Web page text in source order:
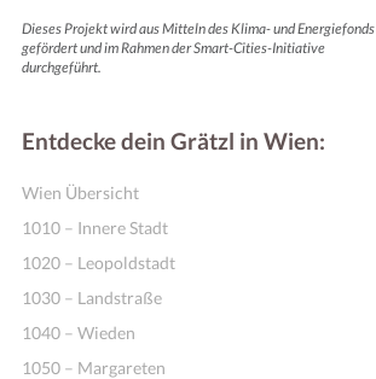
Dieses Projekt wird aus Mitteln des Klima- und Energiefonds
gefördert und im Rahmen der Smart-Cities-Initiative
durchgeführt.
Entdecke dein Grätzl in Wien:
Wien Übersicht
1010 – Innere Stadt
1020 – Leopoldstadt
1030 – Landstraße
1040 – Wieden
1050 – Margareten